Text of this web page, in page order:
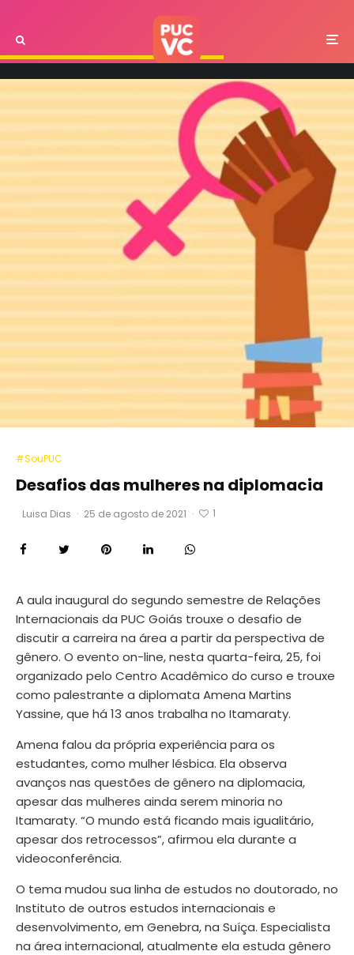
#SouPUC
Desafios das mulheres na diplomacia
Luisa Dias · 25 de agosto de 2021 · 1
A aula inaugural do segundo semestre de Relações
Internacionais da PUC Goiás trouxe o desafio de
discutir a carreira na área a partir da perspectiva de
gênero. O evento on-line, nesta quarta-feira, 25, foi
organizado pelo Centro Acadêmico do curso e trouxe
como palestrante a diplomata Amena Martins
Yassine, que há 13 anos trabalha no Itamaraty.
Amena falou da própria experiência para os
estudantes, como mulher lésbica. Ela observa
avanços nas questões de gênero na diplomacia,
apesar das mulheres ainda serem minoria no
Itamaraty. “O mundo está ficando mais igualitário,
apesar dos retrocessos”, afirmou ela durante a
videoconferência.
O tema mudou sua linha de estudos no doutorado, no
Instituto de outros estudos internacionais e
desenvolvimento, em Genebra, na Suíça. Especialista
na área internacional, atualmente ela estuda gênero